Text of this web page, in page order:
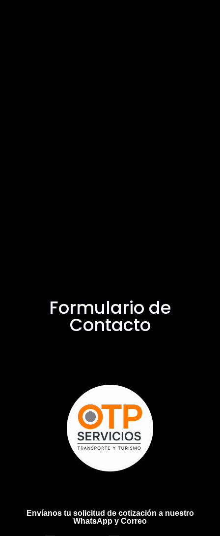
Formulario de
Contacto
Envíanos tu solicitud de cotización a nuestro
WhatsApp y Correo